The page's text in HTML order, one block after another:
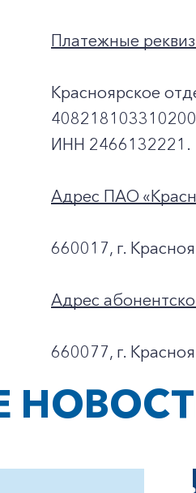
Платежные
Красноярское
ИНН 2466132221.
Адрес ПАО
660017, г.
Адрес
660077, г.